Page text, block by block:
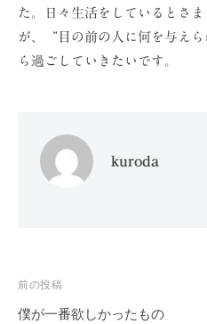
た。日々生活をしているとさ
が、“目の前の人に何を与え
ら過ごしていきたいです。
kuroda
投
稿
前の投稿
僕が一番欲しかったもの